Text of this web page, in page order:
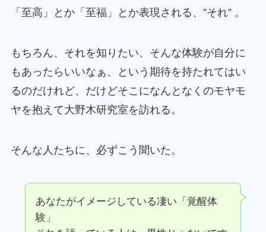
「至高」とか「至福」とか表現される、”それ” 。
もちろん、それを知りたい、そんな体験が自分に
もあったらいいなぁ、という期待を持たれてはい
るのだけれど、だけどそこになんとなくのモヤモ
ヤを抱えて大野木研究室を訪れる。
そんな人たちに、必ずこう聞いた。
あなたがイメージしている凄い「覚醒体
験」